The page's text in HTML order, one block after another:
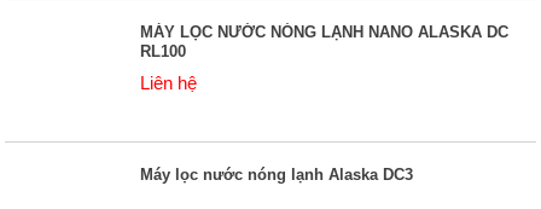
MÁY LỌC NƯỚC NÓNG LẠNH NANO ALASKA DC
RL100
Liên hệ
Máy lọc nước nóng lạnh Alaska DC3